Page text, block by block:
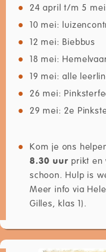
24 april t/m 5
10 mei:
12 mei: Biebbus
18 mei:
19 mei: alle
26 mei:
29 mei: 2e
Kom je ons
8.30 uur prikt en
schoon. Hulp is
Meer info via
Gilles, klas 1).